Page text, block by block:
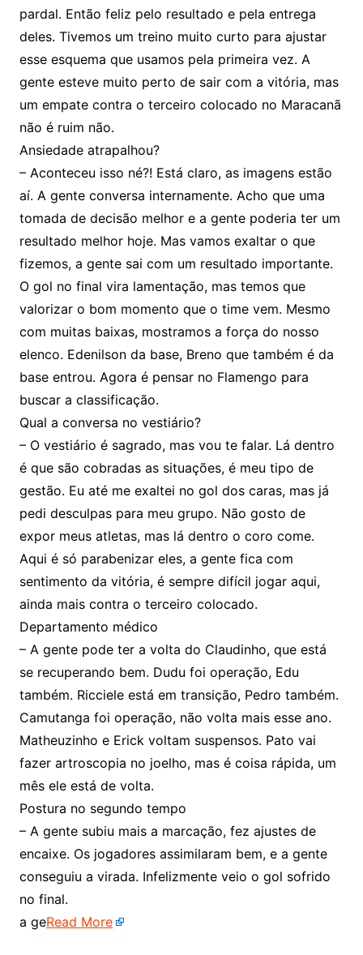
pardal. Então feliz pelo resultado e pela entrega
deles. Tivemos um treino muito curto para ajustar
esse esquema que usamos pela primeira vez. A
gente esteve muito perto de sair com a vitória, mas
um empate contra o terceiro colocado no Maracanã
não é ruim não.
Ansiedade atrapalhou?
– Aconteceu isso né?! Está claro, as imagens estão
aí. A gente conversa internamente. Acho que uma
tomada de decisão melhor e a gente poderia ter um
resultado melhor hoje. Mas vamos exaltar o que
fizemos, a gente sai com um resultado importante.
O gol no final vira lamentação, mas temos que
valorizar o bom momento que o time vem. Mesmo
com muitas baixas, mostramos a força do nosso
elenco. Edenilson da base, Breno que também é da
base entrou. Agora é pensar no Flamengo para
buscar a classificação.
Qual a conversa no vestiário?
– O vestiário é sagrado, mas vou te falar. Lá dentro
é que são cobradas as situações, é meu tipo de
gestão. Eu até me exaltei no gol dos caras, mas já
pedi desculpas para meu grupo. Não gosto de
expor meus atletas, mas lá dentro o coro come.
Aqui é só parabenizar eles, a gente fica com
sentimento da vitória, é sempre difícil jogar aqui,
ainda mais contra o terceiro colocado.
Departamento médico
– A gente pode ter a volta do Claudinho, que está
se recuperando bem. Dudu foi operação, Edu
também. Ricciele está em transição, Pedro também.
Camutanga foi operação, não volta mais esse ano.
Matheuzinho e Erick voltam suspensos. Pato vai
fazer artroscopia no joelho, mas é coisa rápida, um
mês ele está de volta.
Postura no segundo tempo
– A gente subiu mais a marcação, fez ajustes de
encaixe. Os jogadores assimilaram bem, e a gente
conseguiu a virada. Infelizmente veio o gol sofrido
no final.
a geRead More